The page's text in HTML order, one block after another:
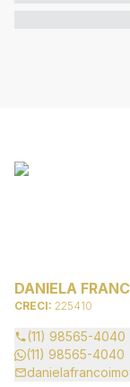
DANIELA
CRECI: 225410
(11) 98565-4040
(11) 98565-4040